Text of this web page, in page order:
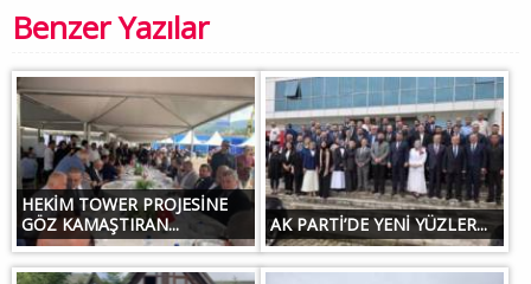
Benzer Yazılar
HEKİM TOWER PROJESİNE
GÖZ KAMAŞTIRAN...
AK PARTİ’DE YENİ YÜZLER...